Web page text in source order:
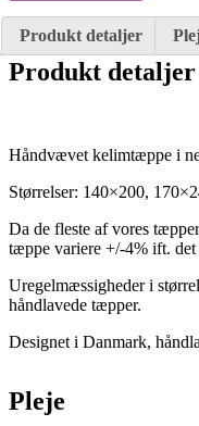
Produkt detaljer
Produkt detaljer
Håndvævet kelimtæppe i
Størrelser: 140×200,
Da de fleste af vores
tæppe variere +/-4% ift.
Uregelmæssigheder i
håndlavede tæpper.
Designet i Danmark,
Pleje